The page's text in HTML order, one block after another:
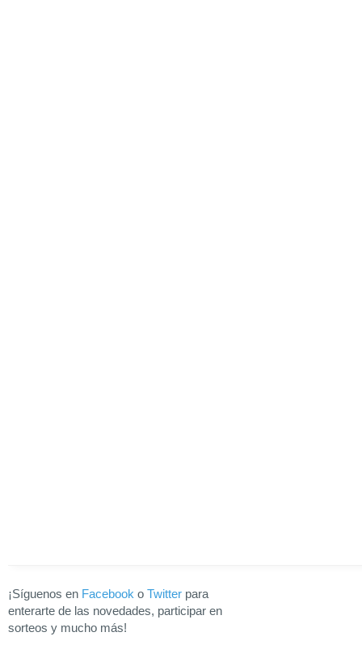
¡Síguenos en Facebook o Twitter para
enterarte de las novedades, participar en
sorteos y mucho más!